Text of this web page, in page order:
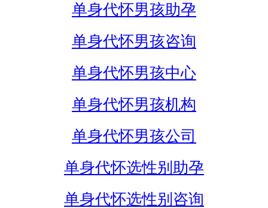
单身代怀男孩助孕
单身代怀男孩咨询
单身代怀男孩中心
单身代怀男孩机构
单身代怀男孩公司
单身代怀选性别助孕
单身代怀选性别咨询